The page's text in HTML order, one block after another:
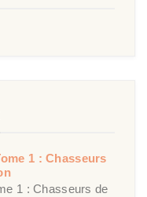
1 : Chasseurs
1 : Chasseurs de